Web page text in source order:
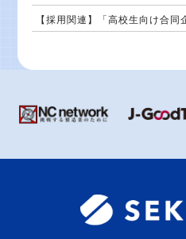
【採用関連】「高校生向け合同